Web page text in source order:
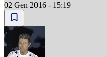
02 Gen 2016 - 15:19